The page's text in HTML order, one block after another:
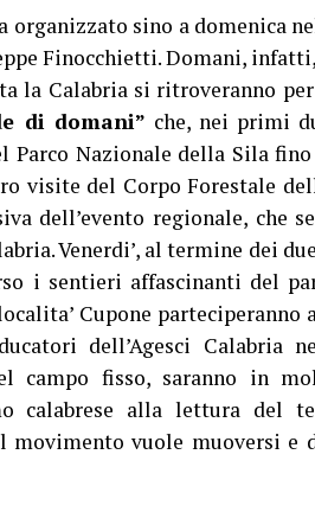
organizzato sino a domenica
Finocchietti. Domani,
la Calabria si ritroveranno
di domani” che, nei primi
Nazionale della Sila
visite del Corpo Forestale
dell’evento regionale, che
Venerdi’, al termine dei
i sentieri affascinanti del
Cupone parteciperanno
dell’Agesci Calabria
campo fisso, saranno in
calabrese alla lettura del
vuole muoversi e